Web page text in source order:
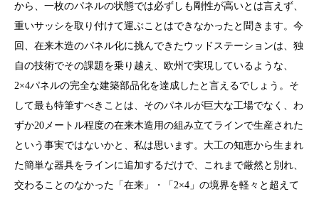
から、一枚のパネルの状態では必ずしも剛性が高いとは言えず、
重いサッシを取り付けて運ぶことはできなかったと聞きます。今
回、在来木造のパネル化に挑んできたウッドステーションは、独
自の技術でその課題を乗り越え、欧州で実現しているような、
2×4パネルの完全な建築部品化を達成したと言えるでしょう。そ
して最も特筆すべきことは、そのパネルが巨大な工場でなく、わ
ずか20メートル程度の在来木造用の組み立てラインで生産された
という事実ではないかと、私は思います。大工の知恵から生まれ
た簡単な器具をラインに追加するだけで、これまで厳然と別れ、
交わることのなかった「在来」・「2×4」の境界を軽々と超えて